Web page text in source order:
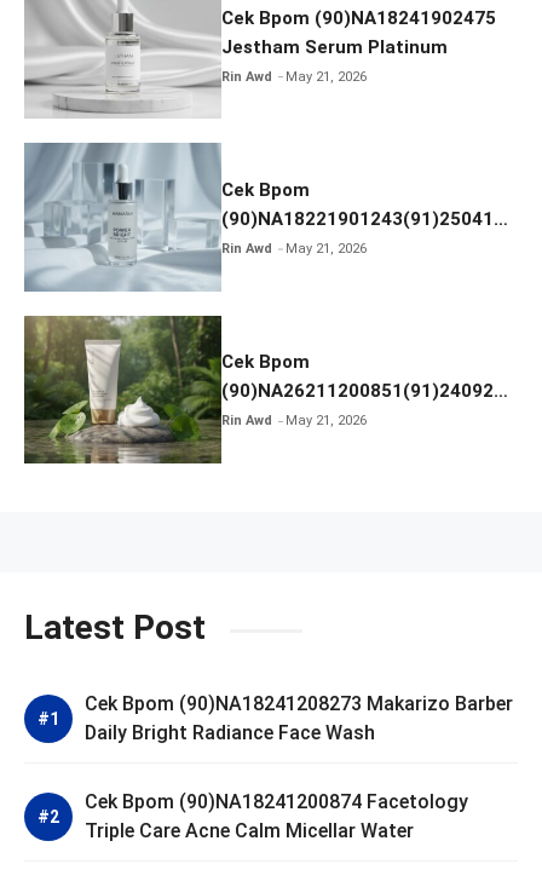
Cek Bpom (90)NA18241902475
Jestham Serum Platinum
Rin Awd May 21, 2026
Cek Bpom
(90)NA18221901243(91)250418
Hanasui Power Bright Serum
Rin Awd May 21, 2026
Cek Bpom
(90)NA26211200851(91)240924
SKIN1004 Madagascar Centella
Rin Awd May 21, 2026
Latest Post
Cek Bpom (90)NA18241208273 Makarizo Barber
Daily Bright Radiance Face Wash
Cek Bpom (90)NA18241200874 Facetology
Triple Care Acne Calm Micellar Water